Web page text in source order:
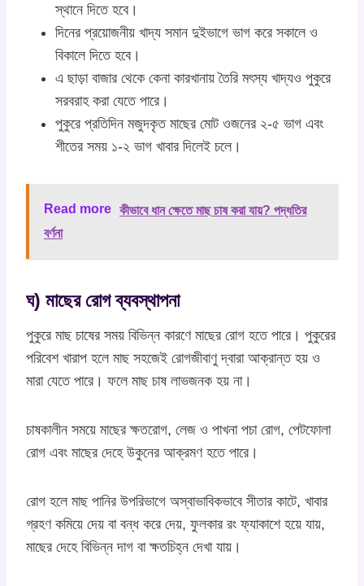
স্থানে দিতে হবে।
দিনের প্রয়োজনীয় খাদ্য সমান দুইভাগে ভাগ করে সকালে ও
বিকালে দিতে হবে।
এ ছাড়া বাজার থেকে কেনা কারখানায় তৈরি মৎস্য খাদ্যও পুকুরে
সরবরাহ করা যেতে পারে।
পুকুরে প্রতিদিন মজুদকৃত মাছের মোট ওজনের ২-৫ ভাগ এবং
শীতের সময় ১-২ ভাগ খাবার দিলেই চলে।
Read more কীভাবে ধান ক্ষেতে মাছ চাষ করা যায়? পদ্ধতির
বর্ণনা
ঘ) মাছের রোগ ব্যবস্থাপনা
পুকুরে মাছ চাষের সময় বিভিন্ন কারণে মাছের রোগ হতে পারে। পুকুরের
পরিবেশ খারাপ হলে মাছ সহজেই রোগজীবাণু দ্বারা আক্রান্ত হয় ও
মারা যেতে পারে। ফলে মাছ চাষ লাভজনক হয় না।
চাষকালীন সময়ে মাছের ক্ষতরোগ, লেজ ও পাখনা পচা রোগ, পেটফোলা
রোগ এবং মাছের দেহে উকুনের আক্রমণ হতে পারে।
রোগ হলে মাছ পানির উপরিভাগে অস্বাভাবিকভাবে সীতার কাটে, খাবার
গ্রহণ কমিয়ে দেয় বা বন্ধ করে দেয়, ফুলকার রং ফ্যাকাশে হয়ে যায়,
মাছের দেহে বিভিন্ন দাগ বা ক্ষতচিহ্ন দেখা যায়।